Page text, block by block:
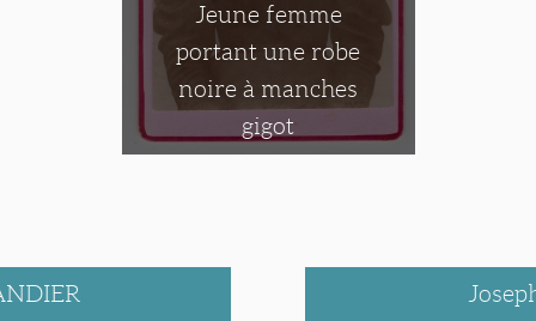
Jeune femme
portant une robe
noire à manches
gigot